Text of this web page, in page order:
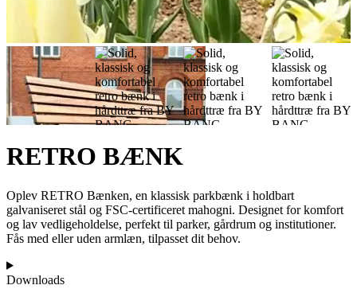
RETRO BÆNK
Oplev RETRO Bænken, en klassisk parkbænk i holdbart
galvaniseret stål og FSC-certificeret mahogni. Designet for komfort
og lav vedligeholdelse, perfekt til parker, gårdrum og institutioner.
Fås med eller uden armlæn, tilpasset dit behov.
Downloads